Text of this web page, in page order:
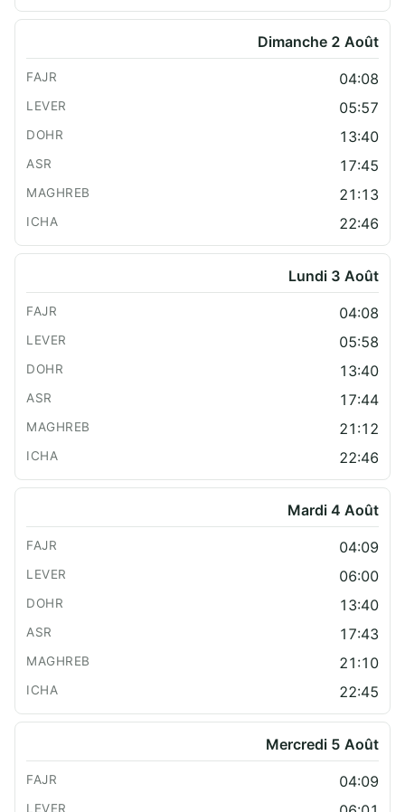
Dimanche 2 Août
04:08
05:57
13:40
17:45
21:13
22:46
Lundi 3 Août
04:08
05:58
13:40
17:44
21:12
22:46
Mardi 4 Août
04:09
06:00
13:40
17:43
21:10
22:45
Mercredi 5 Août
04:09